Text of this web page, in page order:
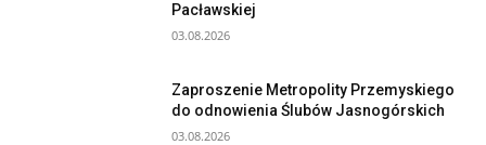
Pacławskiej
03.08.2026
Zaproszenie Metropolity Przemyskiego
do odnowienia Ślubów Jasnogórskich
03.08.2026